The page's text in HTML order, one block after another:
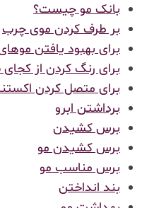
بانک مو چیست؟
بر طرف کردن موی چرب
برای بهبود یافتن
برای رنگ کردن از
برای متصل کردن
برداشتن ابرو
برس کشیدن
برس کشیدن مو
برس مناسب مو
بند انداختن